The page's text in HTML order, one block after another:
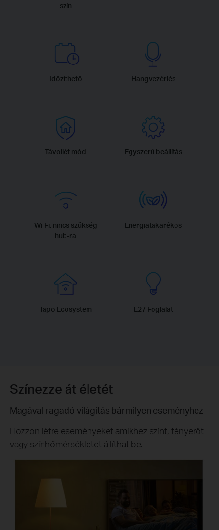
szín
Időzíthető Hangvezérlés
Távollét mód Egyszerű beállítás
Wi-Fi, nincs szükség
hub-ra
Energiatakarékos
Tapo Ecosystem E27 Foglalat
Színezze át életét
Magával ragadó világítás bármilyen eseményhez
Hozzon létre eseményeket amikhez színt, fényerőt
vagy színhőmérsékletet állíthat be.